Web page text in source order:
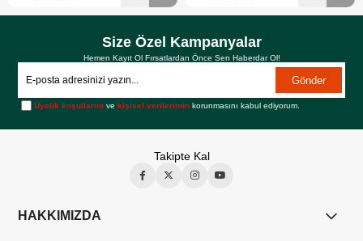
Size Özel Kampanyalar
Hemen Kayıt Ol Fırsatlardan Önce Sen Haberdar Ol!
Gönder
Üyelik koşullarını vekişisel verilerimin korunmasını kabul ediyorum.
Takipte Kal
HAKKIMIZDA